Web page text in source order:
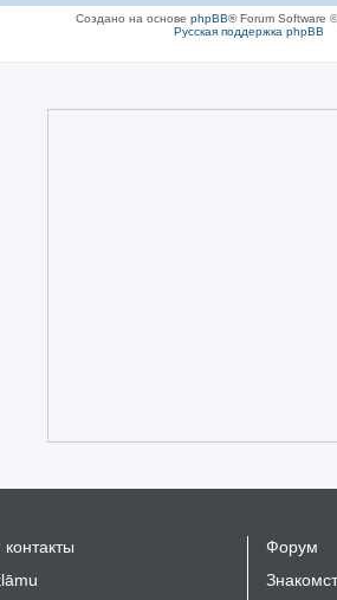
Создано на основе phpBB® Forum Software
Русская поддержка phpBB
Форум